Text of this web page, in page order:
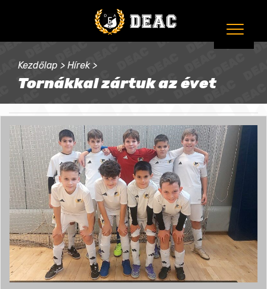
Kezdőlap > Hírek >
Tornákkal zártuk az évet